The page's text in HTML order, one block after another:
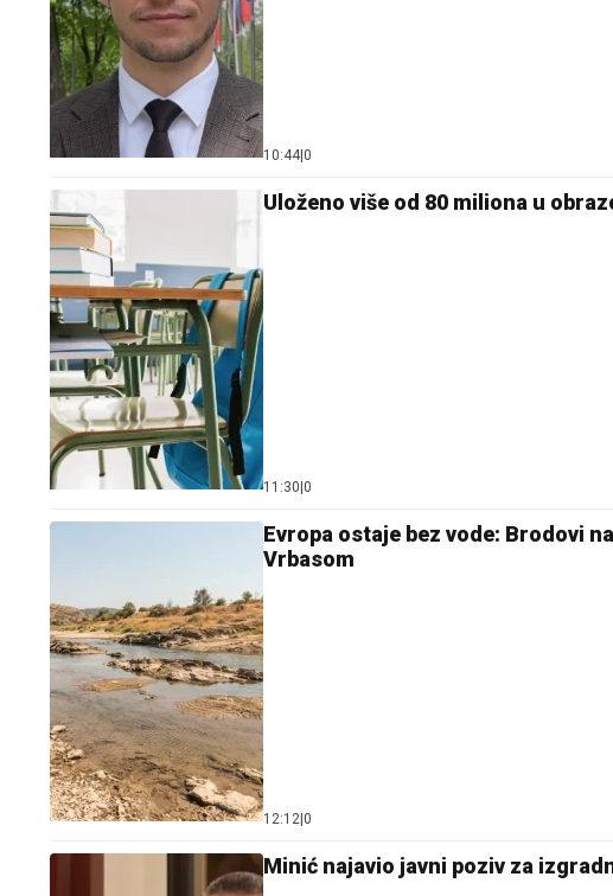
10:44 0
Uloženo više od 80 miliona u
11:30 0
Evropa ostaje bez vode: Brodovi
Vrbasom
12:12 0
Minić najavio javni poziv za